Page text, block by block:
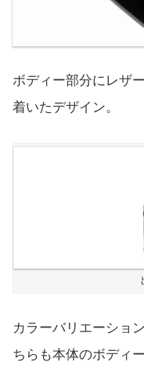
ボディー部分にレザ
着いたデザイン。
カラーバリエーショ
ちらも本体のボディ